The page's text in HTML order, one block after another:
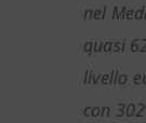
nel
quasi
livello
con